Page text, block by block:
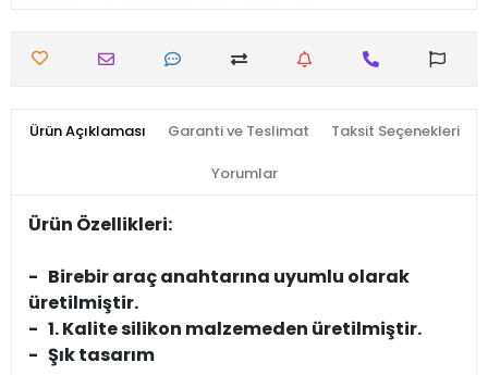
Ürün Açıklaması Garanti ve Teslimat Taksit Seçenekleri
Yorumlar
Ürün Özellikleri:
- Birebir araç anahtarına uyumlu olarak
üretilmiştir.
- 1. Kalite silikon malzemeden üretilmiştir.
- Şık tasarım